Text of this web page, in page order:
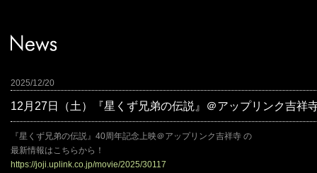
2025/12/20
12月27日（土）『星くず兄弟の伝説』＠アップリンク吉
『星くず兄弟の伝説』40周年記念上映＠アップリンク吉祥寺 の
最新情報はこちらから！
https://joji.uplink.co.jp/movie/2025/30117